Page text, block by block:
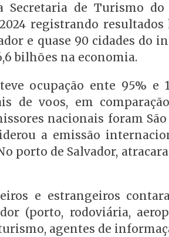
Secretaria de Turismo
registrando
e quase 90 cidades do
bilhões na economia.
ocupação ente 95% e
de voos, em
nacionais foram
a emissão
porto de Salvador,
e estrangeiros
(porto, rodoviária,
agentes de